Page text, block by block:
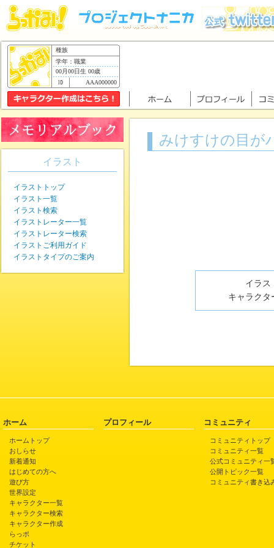
種族
学年：職業
00月00日生 00歳
AAA000000
みけすけの目が
イラス
キャラクタ
イラスト
イラストトップ
イラスト一覧
イラスト検索
イラストレーター一覧
イラストレーター検索
イラストご利用ガイド
イラストタイプのご案内
ホーム
ホームトップ
おしらせ
新着通知
はじめての方へ
遊び方
世界設定
キャラクター一覧
キャラクター検索
キャラクター作成
らっポ
チケット
プロフィール コミュニティ
コミュニティトップ
コミュニティ一覧
公式コミュニティ一
公開トピック一覧
コミュニティ書き込